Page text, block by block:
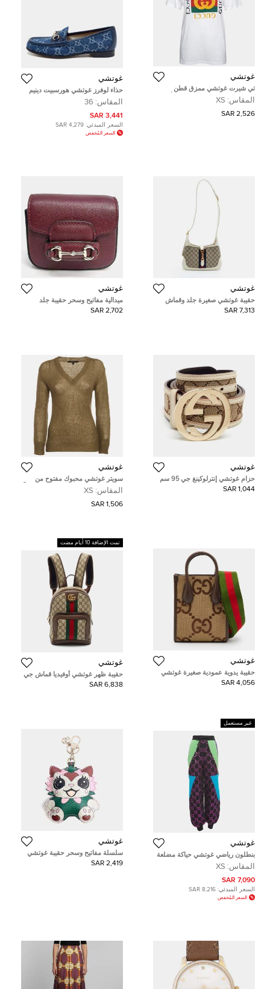
غوتشي
تي شيرت غوتشي ممزق قطن
مزخرف ومطبوع شعار الماركة أبيض
مقاس صغير جداً ( إكس سمول )
المقاس: XS
2,526 SAR
غوتشي
حذاء لوفرز غوتشي هورسبيت دينيم
جي جي جلدي كحلي مقاس 36
المقاس: 36
3,441 SAR
السعر المبدئي: 4,279 SAR
السعر المُخفض
غوتشي
حقيبة غوتشي صغيرة جلد وقماش
جيني 1961
7,313 SAR
غوتشي
ميدالية مفاتيح وسحر حقيبة جلد
بورجوندي غوتشي 1955 هورسبيت
2,702 SAR
غوتشي
حزام غوتشي إنترلوكينغ جي 95 سم
إبزيم بيج / بني GG كانفاس وجلد
1,044 SAR
غوتشي
سويتر غوتشي محبوك مفتوح من
الموهير بلون زيتوني مقاس صغير جداً
(إكس سمول)
المقاس: XS
1,506 SAR
غوتشي
حقيبة يدوية عمودية صغيرة غوتشي
جلد وكانفاس جامبو GG بيج/بني
4,056 SAR
تمت الإضافة 10 أيام مضت
غوتشي
حقيبة ظهر غوتشي أوفيديا قماش جي
جي سوبرين جلد بيج/إيبوني صغيرة
6,838 SAR
غير مستعمل
غوتشي
بنطلون رياضي غوتشي حياكة مضلعة
إكس صغير
المقاس: XS
7,090 SAR
السعر المبدئي: 8,216 SAR
السعر المُخفض
غوتشي
سلسلة مفاتيح وسحر حقيبة غوتشي
بي في سي
2,419 SAR